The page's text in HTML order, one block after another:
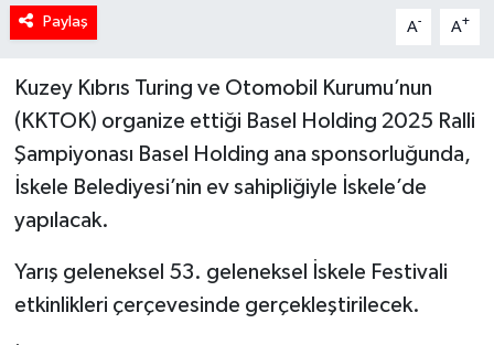
Paylaş A- A+
Kuzey Kıbrıs Turing ve Otomobil Kurumu’nun
(KKTOK) organize ettiği Basel Holding 2025 Ralli
Şampiyonası Basel Holding ana sponsorluğunda,
İskele Belediyesi’nin ev sahipliğiyle İskele’de
yapılacak.
Yarış geleneksel 53. geleneksel İskele Festivali
etkinlikleri çerçevesinde gerçekleştirilecek.